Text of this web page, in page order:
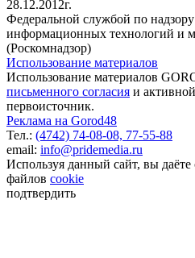
28.12.2012г.
Федеральной службой по надзору
информационных технологий и
(Роскомнадзор)
Использование материалов
Использование материалов
письменного согласия и
первоисточник.
Реклама на Gorod48
Тел.: (4742) 74-08-08, 77-55-88
email: info@pridemedia.ru
Используя данный сайт, вы даёте
файлов cookie
подтвердить